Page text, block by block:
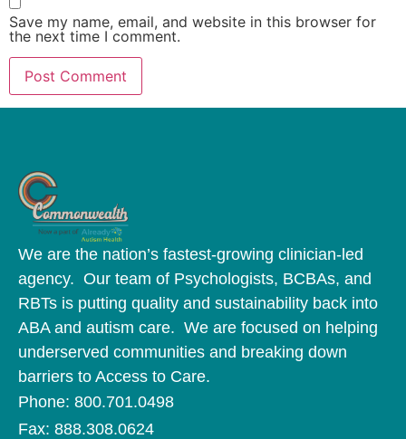
Save my name, email, and website in this browser for
the next time I comment.
We are the nation’s fastest-growing clinician-led
agency. Our team of Psychologists, BCBAs, and
RBTs is putting quality and sustainability back into
ABA and autism care. We are focused on helping
underserved communities and breaking down
barriers to Access to Care.
Phone: 800.701.0498
Fax: 888.308.0624